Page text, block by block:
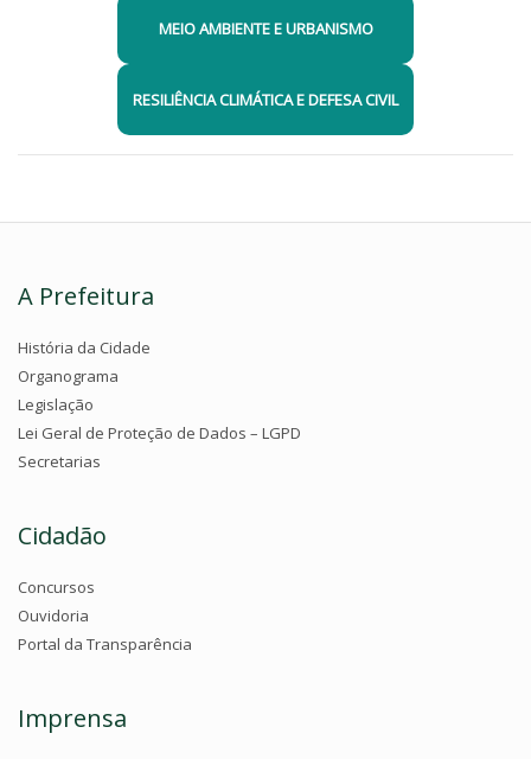
MEIO AMBIENTE E URBANISMO
RESILIÊNCIA CLIMÁTICA E DEFESA CIVIL
A Prefeitura
História da Cidade
Organograma
Legislação
Lei Geral de Proteção de Dados – LGPD
Secretarias
Cidadão
Concursos
Ouvidoria
Portal da Transparência
Imprensa